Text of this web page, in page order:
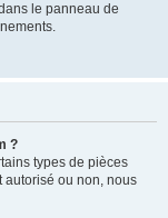
le panneau de
?
types de pièces
autorisé ou non, nous